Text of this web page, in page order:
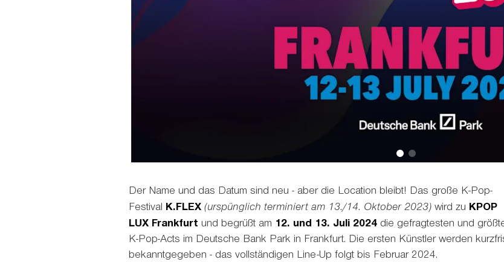
Der Name und das Datum sind neu - aber die Location bleibt! Das große K-Pop-
Festival K.FLEX (urspünglich terminiert am 13./14. Oktober 2023) wird zu KPOP
LUX Frankfurt und begrüßt am 12. und 13. Juli 2024 die gefragtesten und
K-Pop-Acts im Deutsche Bank Park in Frankfurt. Die ersten Künstler werden
bekanntgegeben - das vollständigen Line-Up folgt bis Februar 2024.